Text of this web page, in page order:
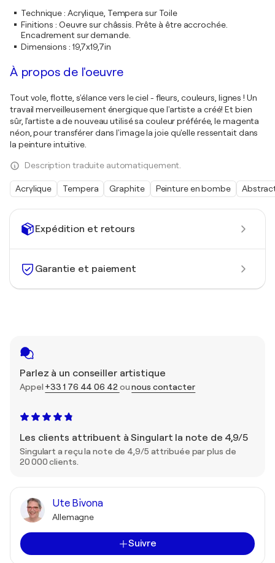
Expédition et retours
Garantie et paiement
Parlez à un conseiller artistique
Appel +33 1 76 44 06 42 ounous contacter
Les clients attribuent à Singulart la note de 4,9/5
Singulart a reçu la note de 4,9/5 attribuée par plus de
20 000 clients.
Ute Bivona
Allemagne
Suivre
Technique: Acrylique, Tempera sur Toile
Finitions : Oeuvre sur châssis. Prête à être accrochée.
Encadrement sur demande.
Dimensions : 19,7x19,7in
À propos de l'oeuvre
Tout vole, flotte, s'élance vers le ciel - fleurs, couleurs, lignes ! Un
travail merveilleusement énergique que l'artiste a créé! Et bien
sûr, l'artiste a de nouveau utilisé sa couleur préférée, le magenta
néon, pour transférer dans l'image la joie qu'elle ressentait dans
la peinture intuitive.
Description traduite automatiquement.
Acrylique Tempera Graphite Peinture en bombe